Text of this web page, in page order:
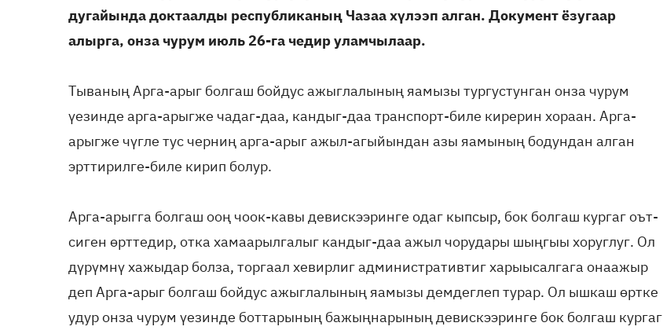
дугайында доктаалды республиканың Чазаа хүлээп алган. Документ ёзугаар
алырга, онза чурум июль 26-га чедир уламчылаар.
Тываның Арга-арыг болгаш бойдус ажыглалының яамызы тургустунган онза чурум
үезинде арга-арыгже чадаг-даа, кандыг-даа транспорт-биле кирерин хораан. Арга-
арыгже чүгле тус черниң арга-арыг ажыл-агыйындан азы яамының бодундан алган
эрттирилге-биле кирип болур.
Арга-арыгга болгаш ооң чоок-кавы девискээринге одаг кыпсыр, бок болгаш кургаг оът-
сиген өрттедир, отка хамаарылгалыг кандыг-даа ажыл чорудары шыңгыы хоруглуг. Ол
дүрүмнү хажыдар болза, торгаал хевирлиг административтиг харыысалгага онаажыр
деп Арга-арыг болгаш бойдус ажыглалының яамызы демдеглеп турар. Ол ышкаш өртке
удур онза чурум үезинде боттарының бажыңнарының девискээринге бок болгаш кургаг